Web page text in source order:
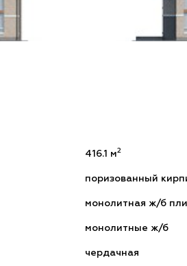
416.1 м2
поризованный
монолитная ж/б
монолитные ж/б
чердачная